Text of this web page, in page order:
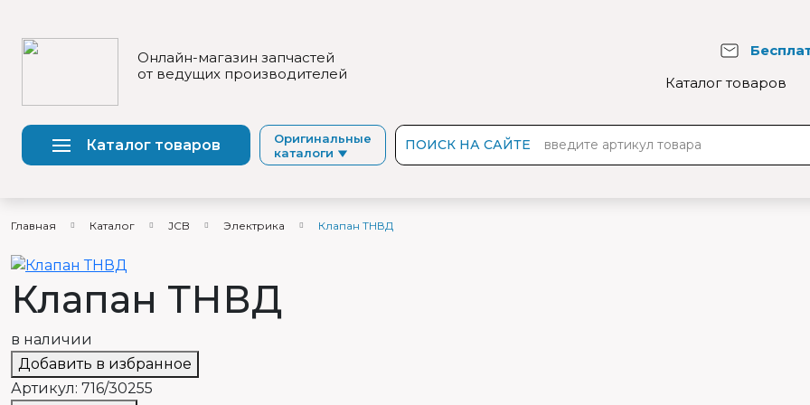
Онлайн-магазин запчастей
от ведущих производителей
Каталог товаров
Каталог товаров
Оригинальные
каталоги
ПОИСК НА САЙТЕ введите артикул товара
Главная Каталог JCB Электрика Клапан ТНВД
Клапан ТНВД
в наличии
Добавить в избранное
Артикул: 716/30255